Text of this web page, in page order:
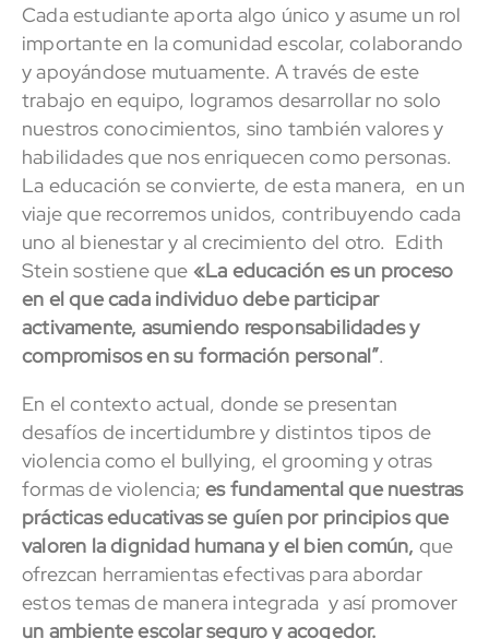
Cada estudiante aporta algo único y asume un rol
importante en la comunidad escolar, colaborando
y apoyándose mutuamente. A través de este
trabajo en equipo, logramos desarrollar no solo
nuestros conocimientos, sino también valores y
habilidades que nos enriquecen como personas.
La educación se convierte, de esta manera, en un
viaje que recorremos unidos, contribuyendo cada
uno al bienestar y al crecimiento del otro. Edith
Stein sostiene que «La educación es un proceso
en el que cada individuo debe participar
activamente, asumiendo responsabilidades y
compromisos en su formación personal”.
En el contexto actual, donde se presentan
desafíos de incertidumbre y distintos tipos de
violencia como el bullying, el grooming y otras
formas de violencia;es fundamental que nuestras
prácticas educativas se guíen por principios que
valoren la dignidad humana y el bien común, que
ofrezcan herramientas efectivas para abordar
estos temas de manera integrada y así promover
un ambiente escolar seguro y acogedor.